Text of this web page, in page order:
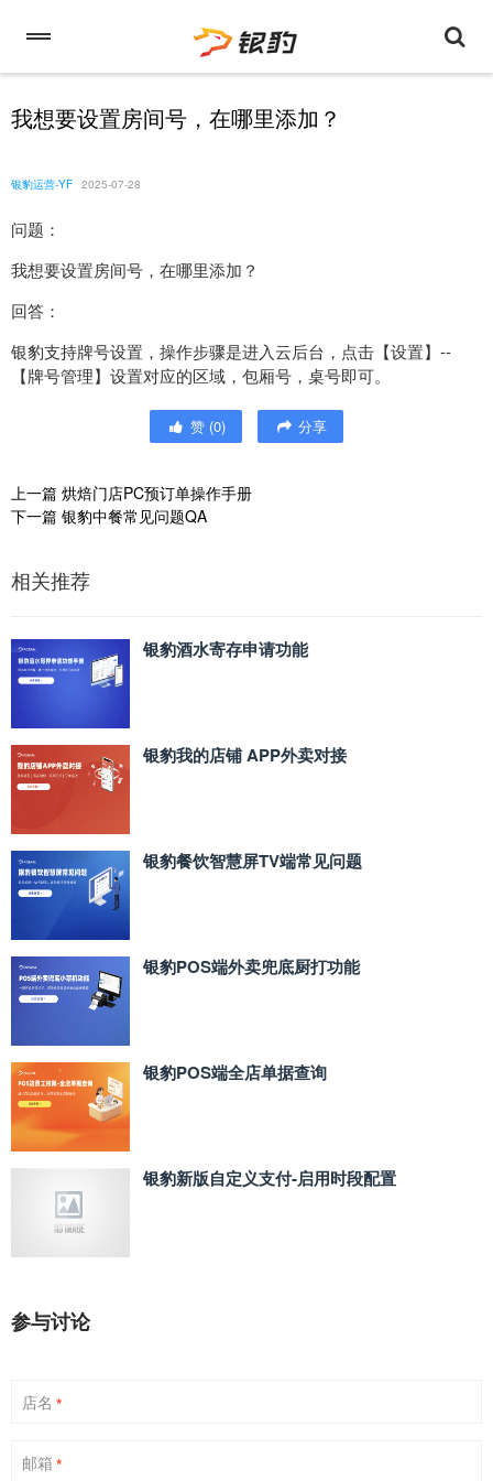
我想要设置房间号，在哪里添加？
银豹运营-YF 2025-07-28
问题：
我想要设置房间号，在哪里添加？
回答：
银豹支持牌号设置，操作步骤是进入云后台，点击【设置】--
【牌号管理】设置对应的区域，包厢号，桌号即可。
赞 (0) 分享
上一篇 烘焙门店PC预订单操作手册
下一篇 银豹中餐常见问题QA
相关推荐
银豹酒水寄存申请功能
银豹我的店铺 APP外卖对接
银豹餐饮智慧屏TV端常见问题
银豹POS端外卖兜底厨打功能
银豹POS端全店单据查询
银豹新版自定义支付‑启用时段配置
参与讨论
店名 *
邮箱 *